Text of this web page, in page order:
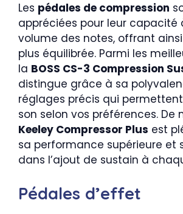
Les pédales de compression
appréciées pour leur capacité
volume des notes, offrant
plus équilibrée. Parmi les
la BOSS CS-3 Compression
distingue grâce à sa
réglages précis qui
son selon vos préférences. De
Keeley Compressor Plus est
sa performance supérieure et
dans l’ajout de sustain à
Pédales d’effet